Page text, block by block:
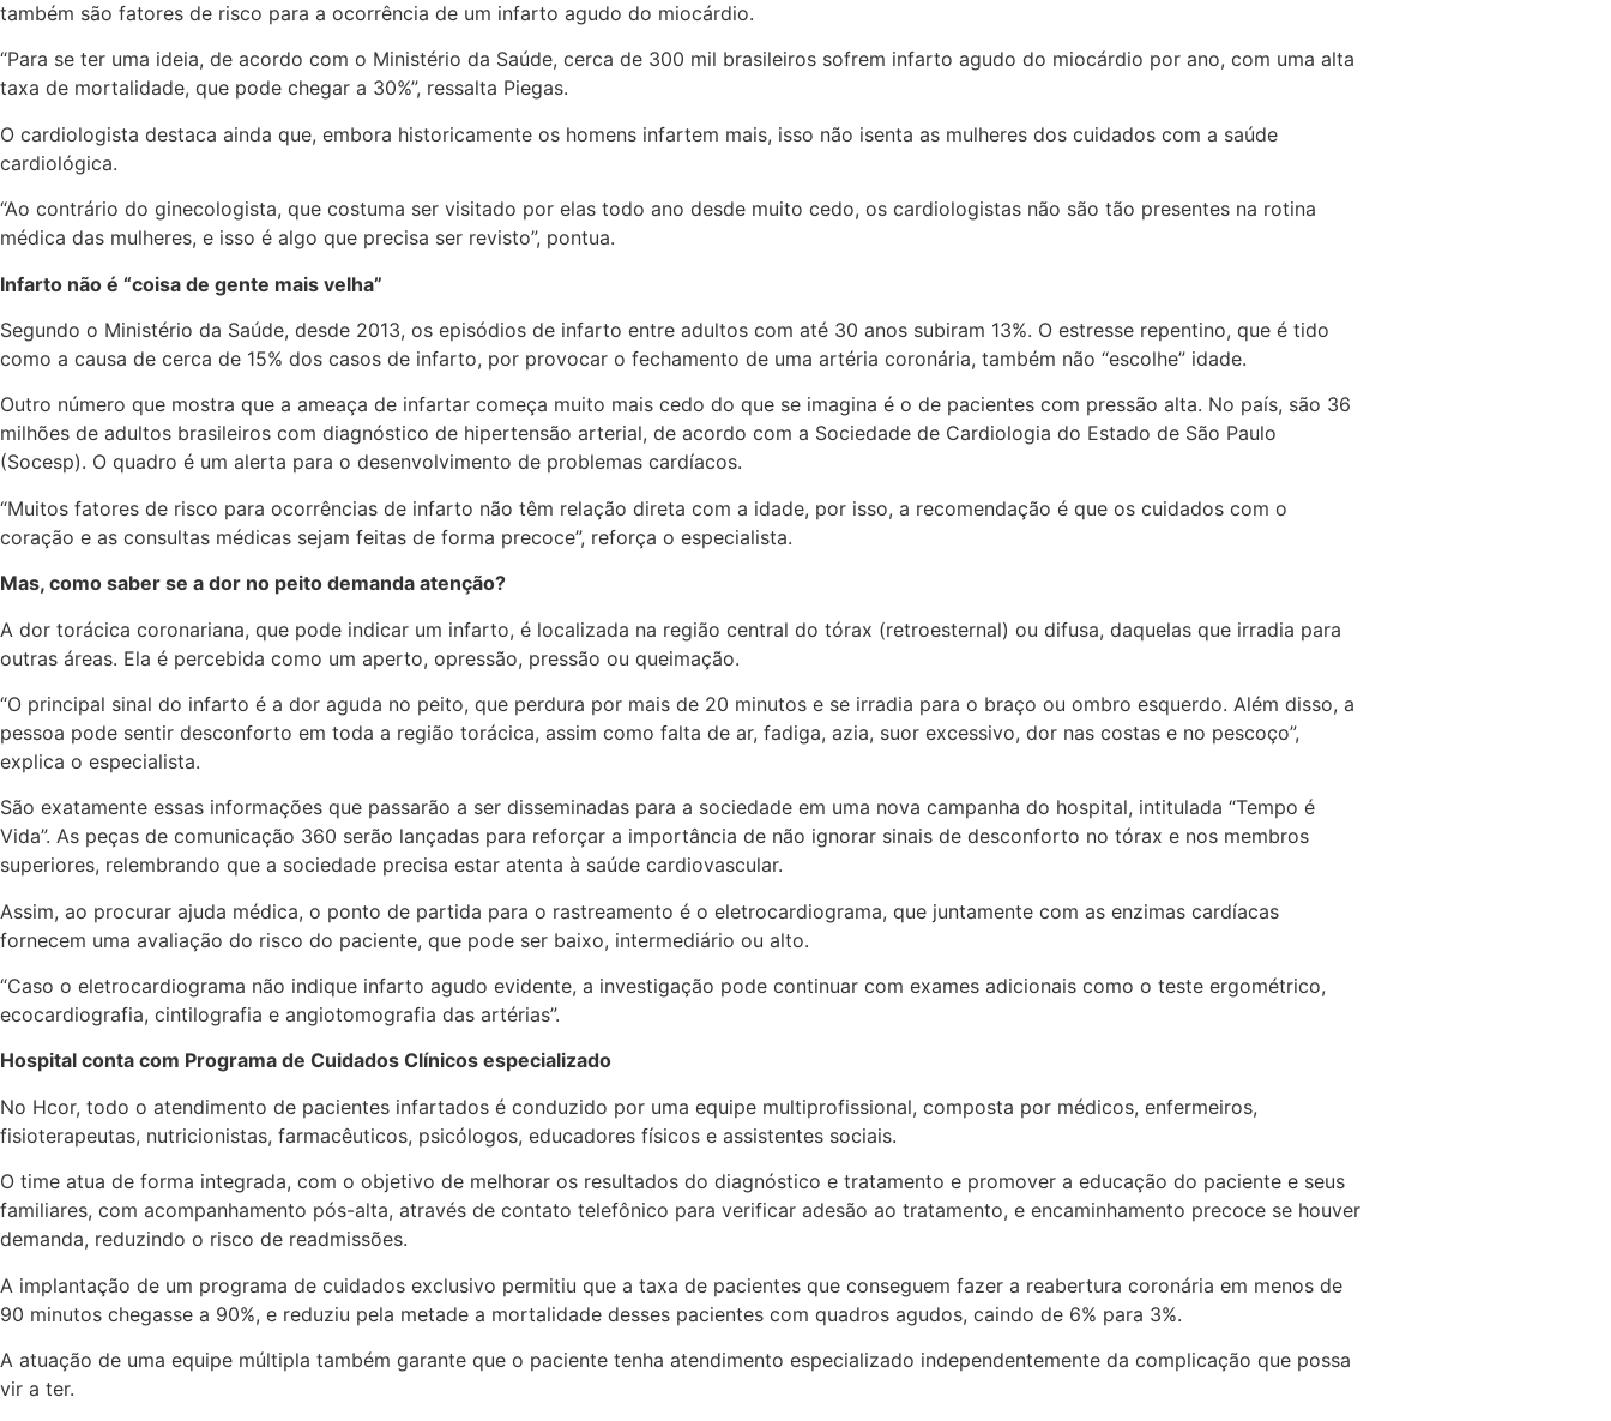
também são fatores de risco para a ocorrência de um infarto agudo do miocárdio.
“Para se ter uma ideia, de acordo com o Ministério da Saúde, cerca de 300 mil brasileiros sofrem infarto agudo do miocárdio por ano, com uma alta
taxa de mortalidade, que pode chegar a 30%”, ressalta Piegas.
O cardiologista destaca ainda que, embora historicamente os homens infartem mais, isso não isenta as mulheres dos cuidados com a saúde
cardiológica.
“Ao contrário do ginecologista, que costuma ser visitado por elas todo ano desde muito cedo, os cardiologistas não são tão presentes na rotina
médica das mulheres, e isso é algo que precisa ser revisto”, pontua.
Infarto não é “coisa de gente mais velha”
Segundo o Ministério da Saúde, desde 2013, os episódios de infarto entre adultos com até 30 anos subiram 13%. O estresse repentino, que é tido
como a causa de cerca de 15% dos casos de infarto, por provocar o fechamento de uma artéria coronária, também não “escolhe” idade.
Outro número que mostra que a ameaça de infartar começa muito mais cedo do que se imagina é o de pacientes com pressão alta. No país, são 36
milhões de adultos brasileiros com diagnóstico de hipertensão arterial, de acordo com a Sociedade de Cardiologia do Estado de São Paulo
(Socesp). O quadro é um alerta para o desenvolvimento de problemas cardíacos.
“Muitos fatores de risco para ocorrências de infarto não têm relação direta com a idade, por isso, a recomendação é que os cuidados com o
coração e as consultas médicas sejam feitas de forma precoce”, reforça o especialista.
Mas, como saber se a dor no peito demanda atenção?
A dor torácica coronariana, que pode indicar um infarto, é localizada na região central do tórax (retroesternal) ou difusa, daquelas que irradia para
outras áreas. Ela é percebida como um aperto, opressão, pressão ou queimação.
“O principal sinal do infarto é a dor aguda no peito, que perdura por mais de 20 minutos e se irradia para o braço ou ombro esquerdo. Além disso, a
pessoa pode sentir desconforto em toda a região torácica, assim como falta de ar, fadiga, azia, suor excessivo, dor nas costas e no pescoço”,
explica o especialista.
São exatamente essas informações que passarão a ser disseminadas para a sociedade em uma nova campanha do hospital, intitulada “Tempo é
Vida”. As peças de comunicação 360 serão lançadas para reforçar a importância de não ignorar sinais de desconforto no tórax e nos membros
superiores, relembrando que a sociedade precisa estar atenta à saúde cardiovascular.
Assim, ao procurar ajuda médica, o ponto de partida para o rastreamento é o eletrocardiograma, que juntamente com as enzimas cardíacas
fornecem uma avaliação do risco do paciente, que pode ser baixo, intermediário ou alto.
“Caso o eletrocardiograma não indique infarto agudo evidente, a investigação pode continuar com exames adicionais como o teste ergométrico,
ecocardiografia, cintilografia e angiotomografia das artérias”.
Hospital conta com Programa de Cuidados Clínicos especializado
No Hcor, todo o atendimento de pacientes infartados é conduzido por uma equipe multiprofissional, composta por médicos, enfermeiros,
fisioterapeutas, nutricionistas, farmacêuticos, psicólogos, educadores físicos e assistentes sociais.
O time atua de forma integrada, com o objetivo de melhorar os resultados do diagnóstico e tratamento e promover a educação do paciente e seus
familiares, com acompanhamento pós-alta, através de contato telefônico para verificar adesão ao tratamento, e encaminhamento precoce se houver
demanda, reduzindo o risco de readmissões.
A implantação de um programa de cuidados exclusivo permitiu que a taxa de pacientes que conseguem fazer a reabertura coronária em menos de
90 minutos chegasse a 90%, e reduziu pela metade a mortalidade desses pacientes com quadros agudos, caindo de 6% para 3%.
A atuação de uma equipe múltipla também garante que o paciente tenha atendimento especializado independentemente da complicação que possa
vir a ter.